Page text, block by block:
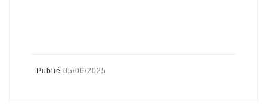
Publié 05/06/2025